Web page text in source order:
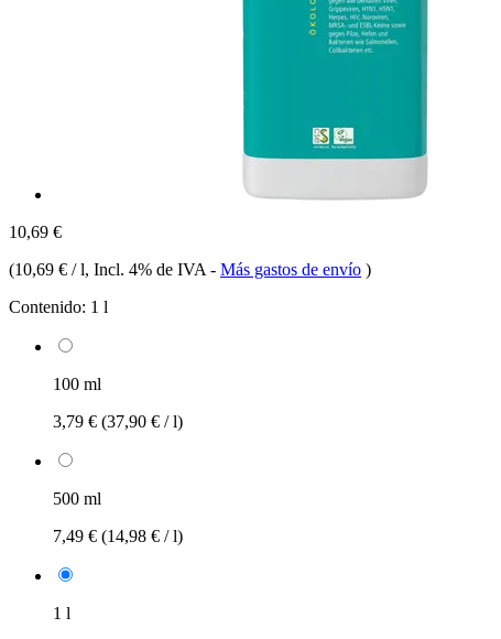
10,69 €
(10,69 € / l, Incl. 4% de IVA - Más gastos de envío )
Contenido: 1 l
100 ml
3,79 € (37,90 € / l)
500 ml
7,49 € (14,98 € / l)
1 l